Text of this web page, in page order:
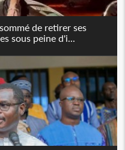
de retirer ses
sous peine d'i...